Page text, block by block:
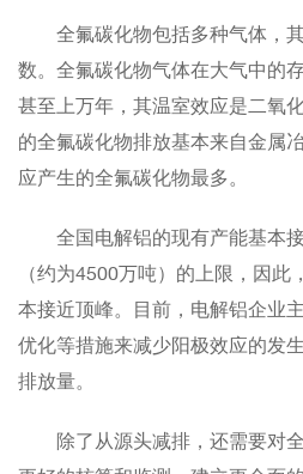
全氟碳化物包括多种气体，
数。全氟碳化物气体在大气中的
甚至上万年，其温室效应是二氧
的全氟碳化物排放基本来自金属
应产生的全氟碳化物最多。
全国电解铝的现有产能基本
（约为4500万吨）的上限，因
本接近顶峰。目前，电解铝企业
优化等措施来减少阳极效应的发
排放量。
除了从源头减排，还需要对